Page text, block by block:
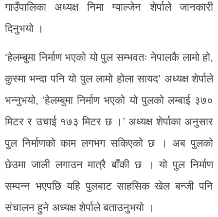
गाउँपालिका अध्यक्ष निमा ग्याल्जेन शेर्पाले जानकारी
दिनुभयो ।
‘हेलम्बुमा निर्माण भएको यो पुल सम्भवतः नेपालकै लामो हो,
कुस्मा भन्दा पनि यो पुल लामो होला सायद’ अध्यक्ष शेर्पाले
भन्नुभयो, ‘हेलम्बुमा निर्माण भएको यो पुलको लम्बाई ३७०
मिटर र उचाई १७३ मिटर छ ।’ अध्यक्ष शेर्पाका अनुसार
पुल निर्माणको काम लगभग सकिएको छ । अब पुलको
छेउमा जाली लगाउन मात्रै बाँकी छ । यो पुल निर्माण
सम्पन्न भएपछि यहि पुलबाट साहसिक खेल बन्जी पनि
संचालन हुने अध्यक्ष शेर्पाले बताउनुभयो ।